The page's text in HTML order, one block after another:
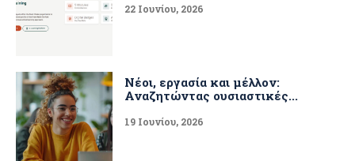
22 Ιουνίου, 2026
Νέοι, εργασία και μέλλον:
Αναζητώντας ουσιαστικές...
19 Ιουνίου, 2026